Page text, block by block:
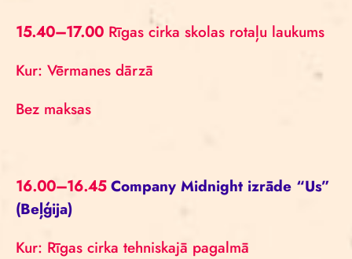
15.40–17.00 Rīgas cirka skolas rotaļu laukums
Kur: Vērmanes dārzā
Bez maksas
16.00–16.45 Company Midnight izrāde “Us”
(Beļģija)
Kur: Rīgas cirka tehniskajā pagalmā